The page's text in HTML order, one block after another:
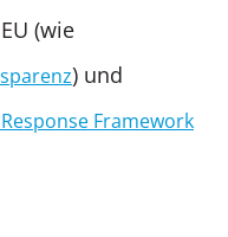
(wie
) und
Framework